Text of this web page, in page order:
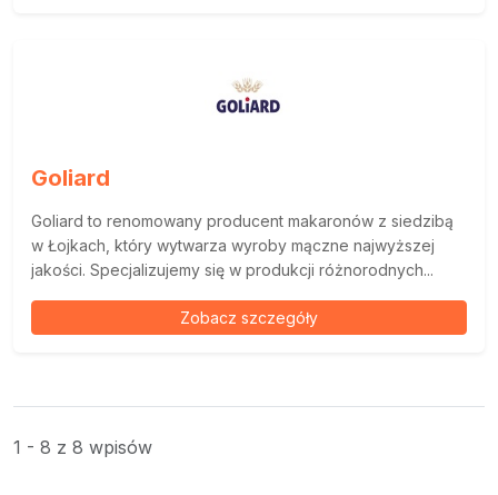
Goliard
Goliard to renomowany producent makaronów z siedzibą
w Łojkach, który wytwarza wyroby mączne najwyższej
jakości. Specjalizujemy się w produkcji różnorodnych...
Zobacz szczegóły
1 - 8 z 8 wpisów